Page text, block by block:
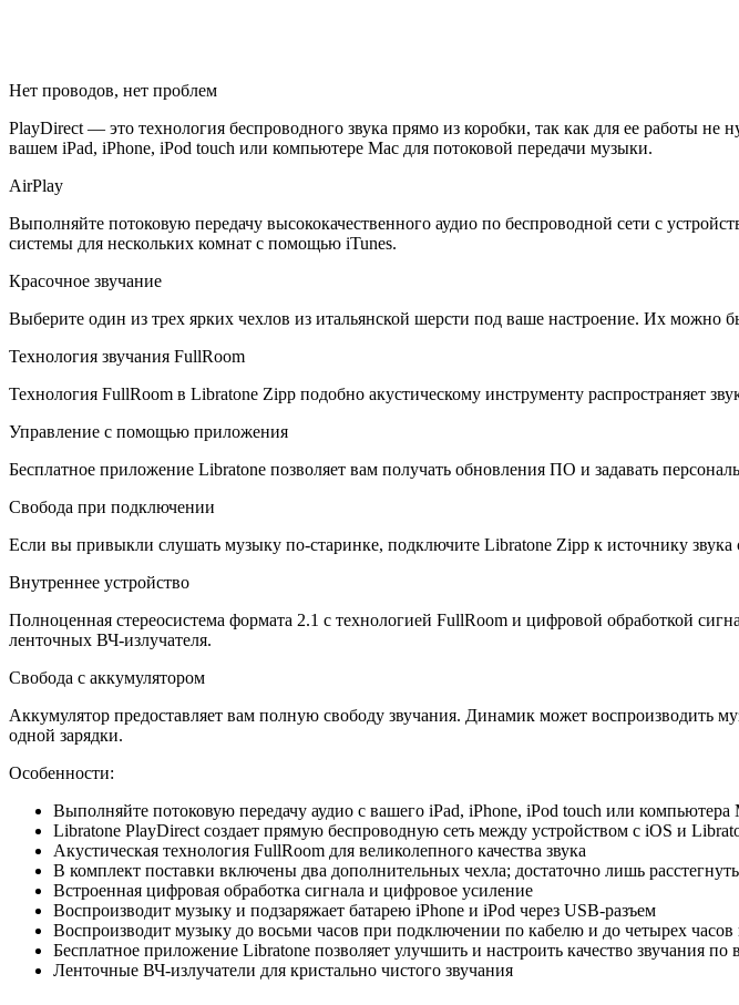
Нет проводов, нет проблем
PlayDirect — это технология беспроводного звука прямо из коробки, так как для ее работы
вашем iPad, iPhone, iPod touch или компьютере Mac для потоковой передачи музыки.
AirPlay
Выполняйте потоковую передачу высококачественного аудио по беспроводной сети с
системы для нескольких комнат с помощью iTunes.
Красочное звучание
Выберите один из трех ярких чехлов из итальянской шерсти под ваше настроение. Их можно
Технология звучания FullRoom
Технология FullRoom в Libratone Zipp подобно акустическому инструменту распространяет
Управление с помощью приложения
Бесплатное приложение Libratone позволяет вам получать обновления ПО и задавать
Свобода при подключении
Если вы привыкли слушать музыку по-старинке, подключите Libratone Zipp к источнику
Внутреннее устройство
Полноценная стереосистема формата 2.1 с технологией FullRoom и цифровой обработкой
ленточных ВЧ-излучателя.
Свобода с аккумулятором
Аккумулятор предоставляет вам полную свободу звучания. Динамик может воспроизводить
одной зарядки.
Особенности:
Выполняйте потоковую передачу аудио с вашего iPad, iPhone, iPod touch или
Libratone PlayDirect создает прямую беспроводную сеть между устройством с iOS и
Акустическая технология FullRoom для великолепного качества звука
В комплект поставки включены два дополнительных чехла; достаточно лишь
Встроенная цифровая обработка сигнала и цифровое усиление
Воспроизводит музыку и подзаряжает батарею iPhone и iPod через USB-разъем
Воспроизводит музыку до восьми часов при подключении по кабелю и до четырех
Бесплатное приложение Libratone позволяет улучшить и настроить качество звучания по
Ленточные ВЧ-излучатели для кристально чистого звучания